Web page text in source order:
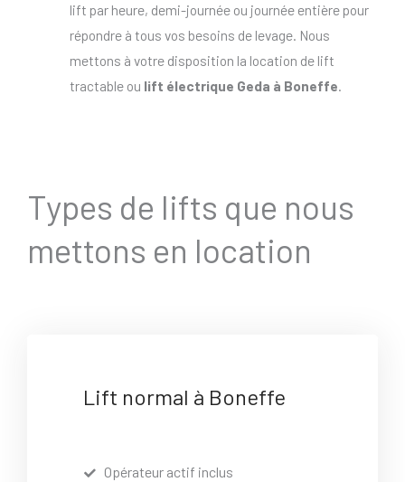
lift par heure, demi-journée ou journée entière pour
répondre à tous vos besoins de levage. Nous
mettons à votre disposition la location de lift
tractable ou lift électrique Geda à Boneffe.
Types de lifts que nous
mettons en location
Lift normal à Boneffe
Opérateur actif inclus